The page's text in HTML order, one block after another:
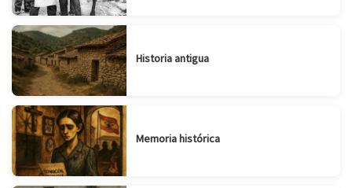
Historia antigua
Memoria histórica